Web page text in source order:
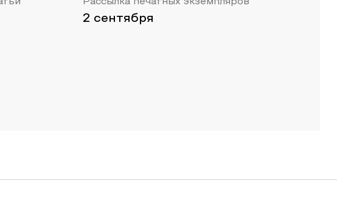
Рассылка печатных экземпляров
2 сентября